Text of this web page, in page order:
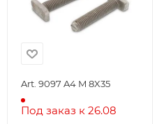
Art. 9097 A4 M 8X35
Под заказ к 26.08